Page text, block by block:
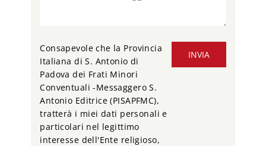
INVIA
Consapevole che la Provincia
Italiana di S. Antonio di
Padova dei Frati Minori
Conventuali -Messaggero S.
Antonio Editrice (PISAPFMC),
tratterà i miei dati personali e
particolari nel legittimo
interesse dell'Ente religioso,